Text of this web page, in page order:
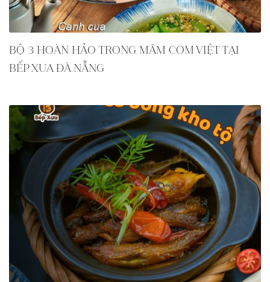
BỘ 3 HOÀN HẢO TRONG MÂM CƠM VIỆT TẠI
BẾP XƯA ĐÀ NẴNG